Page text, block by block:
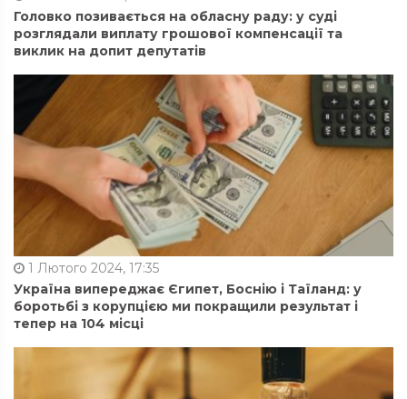
Головко позивається на обласну раду: у суді
розглядали виплату грошової компенсації та
виклик на допит депутатів
1 Лютого 2024, 17:35
Україна випереджає Єгипет, Боснію і Таїланд: у
боротьбі з корупцією ми покращили результат і
тепер на 104 місці